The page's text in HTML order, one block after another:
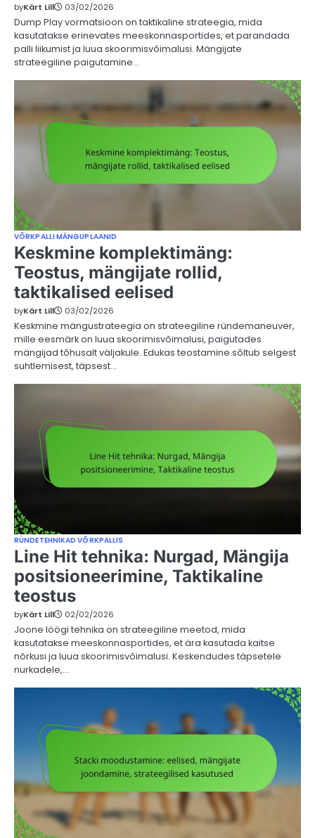
byKärt Lill 03/02/2026
Dump Play vormatsioon on taktikaline strateegia, mida
kasutatakse erinevates meeskonnasportides, et parandada
palli liikumist ja luua skoorimisvõimalusi. Mängijate
strateegiline paigutamine…
VÕRKPALLI MÄNGUPLAANID
Keskmine komplektimäng:
Teostus, mängijate rollid,
taktikalised eelised
byKärt Lill 03/02/2026
Keskmine mängustrateegia on strateegiline ründemaneuver,
mille eesmärk on luua skoorimisvõimalusi, paigutades
mängijad tõhusalt väljakule. Edukas teostamine sõltub selgest
suhtlemisest, täpsest…
RÜNDETEHNIKAD VÕRKPALLIS
Line Hit tehnika: Nurgad, Mängija
positsioneerimine, Taktikaline
teostus
byKärt Lill 02/02/2026
Joone löögi tehnika on strateegiline meetod, mida
kasutatakse meeskonnasportides, et ära kasutada kaitse
nõrkusi ja luua skoorimisvõimalusi. Keskendudes täpsetele
nurkadele,…